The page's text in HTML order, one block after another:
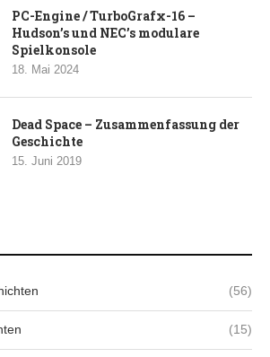
PC-Engine / TurboGrafx-16 –
Hudson’s und NEC’s modulare
Spielkonsole
18. Mai 2024
Dead Space – Zusammenfassung der
Geschichte
15. Juni 2019
(56)
(15)